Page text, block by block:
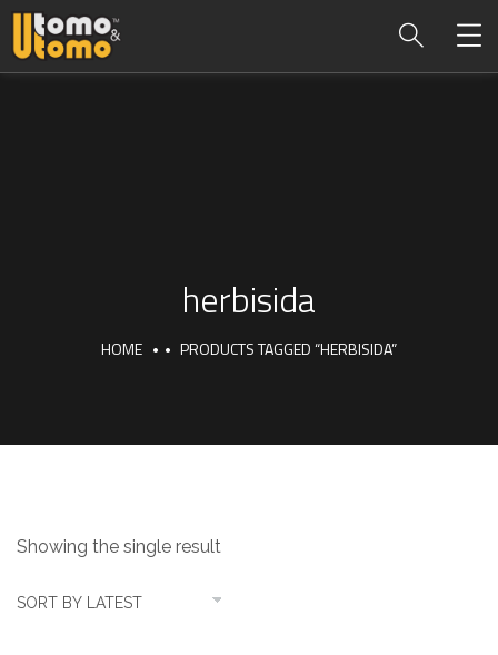
herbisida
HOME PRODUCTS TAGGED “HERBISIDA”
Showing the single result